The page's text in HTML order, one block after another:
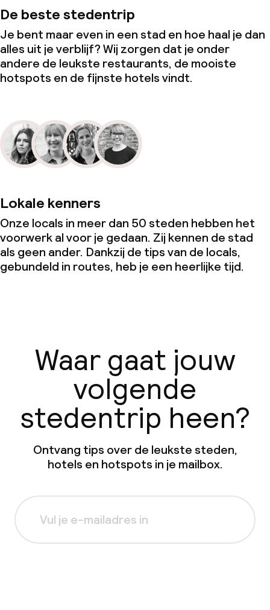
De beste stedentrip
Je bent maar even in een stad en hoe haal je dan
alles uit je verblijf? Wij zorgen dat je onder
andere de leukste restaurants, de mooiste
hotspots en de fijnste hotels vindt.
Lokale kenners
Onze locals in meer dan 50 steden hebben het
voorwerk al voor je gedaan. Zij kennen de stad
als geen ander. Dankzij de tips van de locals,
gebundeld in routes, heb je een heerlijke tijd.
Waar gaat jouw
volgende
stedentrip heen?
Ontvang tips over de leukste steden,
hotels en hotspots in je mailbox.